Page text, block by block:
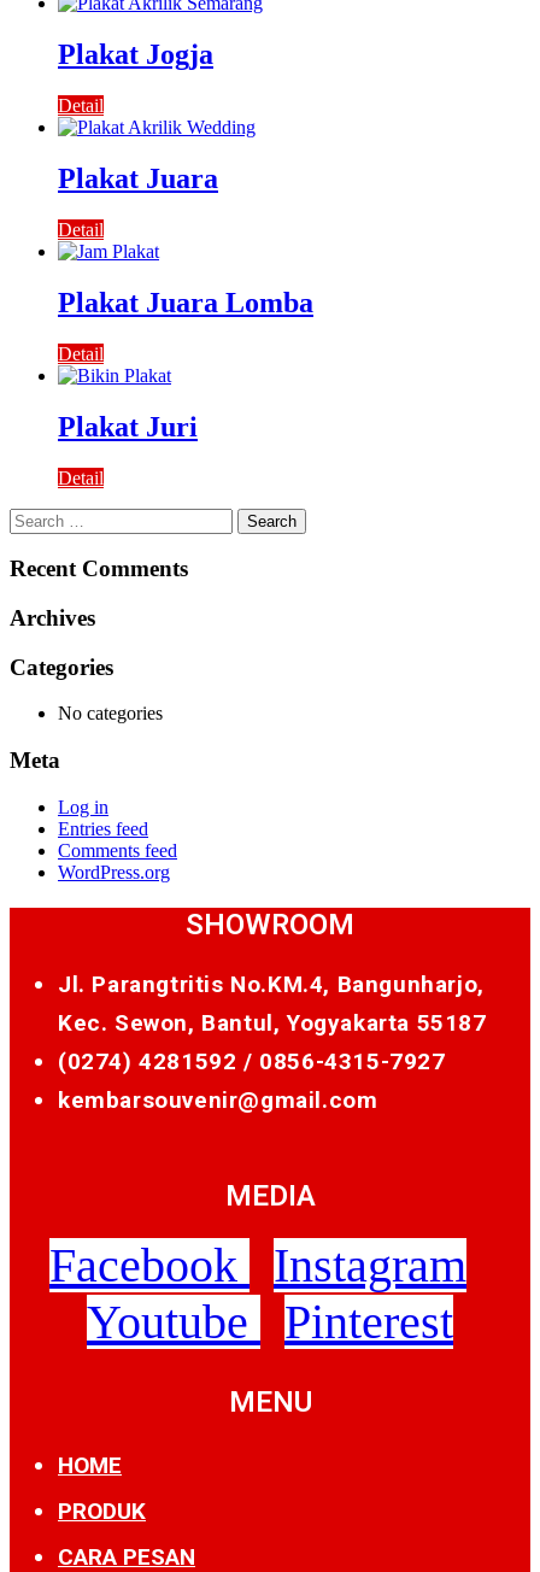
Plakat Jogja
Detail
Plakat Juara
Detail
Plakat Juara Lomba
Detail
Plakat Juri
Detail
Search
for:
Recent Comments
Archives
Categories
No categories
Meta
Log in
Entries feed
Comments feed
WordPress.org
SHOWROOM
Jl. Parangtritis No.KM.4, Bangunharjo,
Kec. Sewon, Bantul, Yogyakarta 55187
(0274) 4281592 / 0856-4315-7927
kembarsouvenir@gmail.com
MEDIA
Facebook
Instagram
Youtube
Pinterest
MENU
HOME
PRODUK
CARA PESAN